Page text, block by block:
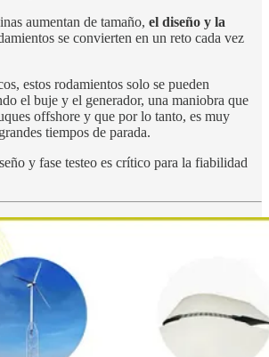
aumentan de tamaño, el diseño y la
se convierten en un reto cada vez
estos rodamientos solo se pueden
el buje y el generador, una maniobra que
offshore y que por lo tanto, es muy
tiempos de parada.
y fase testeo es crítico para la fiabilidad